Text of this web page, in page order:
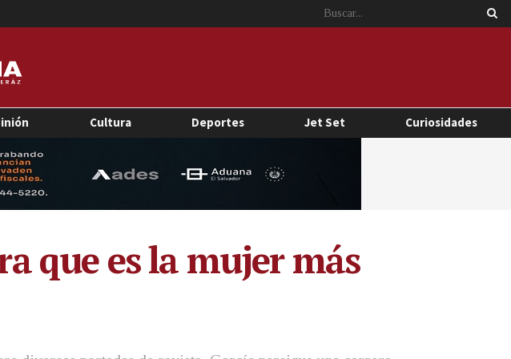
Cultura Deportes Jet Set Curiosidades
que es la mujer más